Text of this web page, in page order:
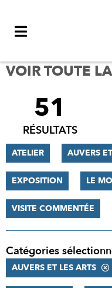
VOIR TOUTE
FILTRER
RÉSULTATS
51
RÉSULTATS
ATELIER AUVERS
EXPOSITION LE
VISITE COMMENTÉE
Catégories
AUVERS ET LES ARTS